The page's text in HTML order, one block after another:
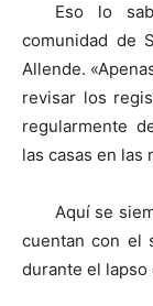
Eso lo
comunidad de
Allende.
revisar los
regularmente
las casas en las
Aquí se
cuentan con el
durante el lapso